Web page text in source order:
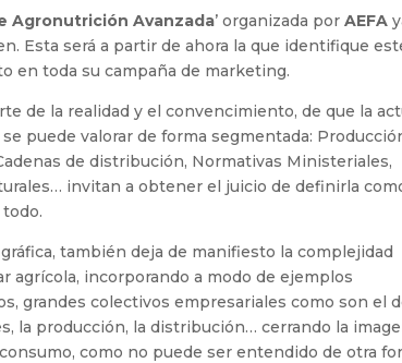
Agronutrición Avanzada’ organizada porAEFA
Esta será a partir de ahora la que identifique
en toda su campaña de marketing.
de la realidad y el convencimiento, de que la
puede valorar de forma segmentada:
de distribución, Normativas Ministeriales,
invitan a obtener el juicio de definirla
también deja de manifiesto la complejidad
agrícola, incorporando a modo de ejemplos
grandes colectivos empresariales como son el
la producción, la distribución… cerrando la
consumo, como no puede ser entendido de otra